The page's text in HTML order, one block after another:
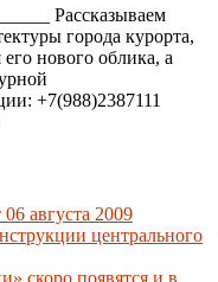
Рассказываем
города курорта,
нового облика, а
+7(988)2387111
августа 2009
центрального